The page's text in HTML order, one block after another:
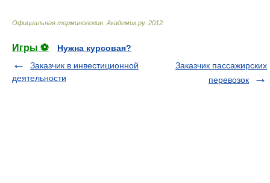
Официальная терминология Академик.ру. 2012
Игры ⚽
Нужна курсовая?
Заказчик в инвестиционной
деятельности
Заказчик пассажирских
перевозок